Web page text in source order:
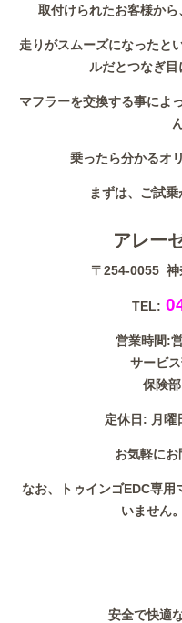
取付けられたお客様か
走りがスムーズになったと
ルだとつなぎ
マフラーを交換する事によ
乗ったら分かるオ
まずは、ご試
アレー
〒254-0055 神
TEL:
営業時間:
サービ
保険
定休日: 月曜
お気軽にお
なお、トゥインゴEDC専用
いません
安全で快適